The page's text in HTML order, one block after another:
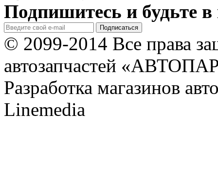
Подпишитесь и будьте в
© 2099-2014 Все права
автозапчастей
Разработка магазинов
Linemedia